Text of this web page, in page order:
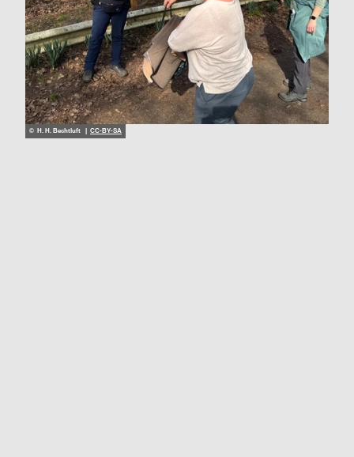
© H. H. Bechtluft | CC-BY-SA